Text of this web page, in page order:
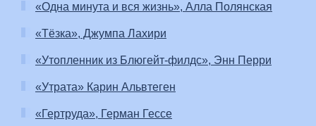
«Одна минута и вся жизнь», Алла Полянская
«Тёзка», Джумпа Лахири
«Утопленник из Блюгейт-филдс», Энн Перри
«Утрата» Карин Альвтеген
«Гертруда», Герман Гессе